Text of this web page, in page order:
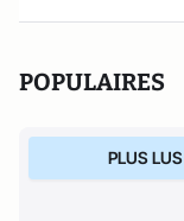
POPULAIRES
PLUS LUS